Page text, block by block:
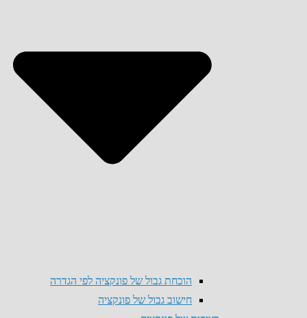
הוכחת גבול של פונקציה לפי הגדרה
חישוב גבול של פונקציה